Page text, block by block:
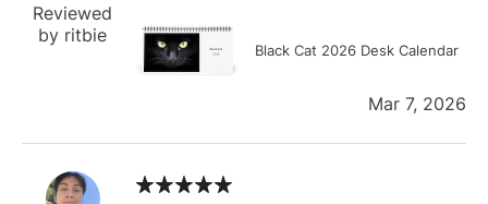
Reviewed
by ritbie
Black Cat 2026 Desk Calendar
Mar 7, 2026